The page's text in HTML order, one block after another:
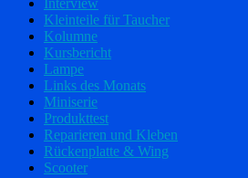
Kleinteile für Taucher
Kolumne
Kursbericht
Lampe
Links des Monats
Miniserie
Produkttest
Reparieren und Kleben
Rückenplatte & Wing
Scooter